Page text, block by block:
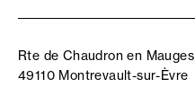
Rte de Chaudron en Mauges
49110 Montrevault-sur-Èvre